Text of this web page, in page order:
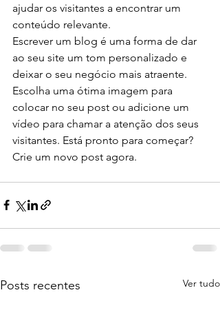
ajudar os visitantes a encontrar um
conteúdo relevante.
Escrever um blog é uma forma de dar
ao seu site um tom personalizado e
deixar o seu negócio mais atraente.
Escolha uma ótima imagem para
colocar no seu post ou adicione um
vídeo para chamar a atenção dos seus
visitantes. Está pronto para começar?
Crie um novo post agora.
Posts recentes Ver tudo